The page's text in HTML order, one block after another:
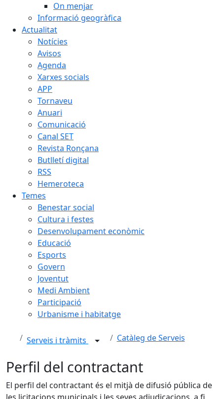
On menjar
Informació geogràfica
Actualitat
Notícies
Avisos
Agenda
Xarxes socials
APP
Tornaveu
Anuari
Comunicació
Canal SET
Revista Ronçana
Butlletí digital
RSS
Hemeroteca
Temes
Benestar social
Cultura i festes
Desenvolupament econòmic
Educació
Esports
Govern
Joventut
Medi Ambient
Participació
Urbanisme i habitatge
Serveis i tràmits Catàleg de Serveis
Perfil del contractant
El perfil del contractant és el mitjà de difusió pública de